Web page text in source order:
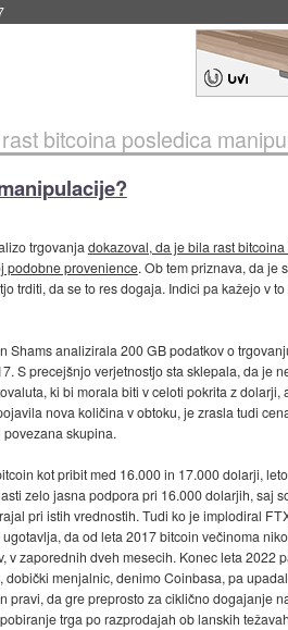
bitcoina posledica
trgovanja dokazoval, da je bila rast
podobne provenience. Ob tem priznava, da je
trditi, da se to res dogaja. Indici pa kažejo v to
Shams analizirala 200 GB podatkov o
S precejšnjo verjetnostjo sta sklepala, da je
ki bi morala biti v celoti pokrita z dolarji,
nova količina v obtoku, je zrasla tudi
skupina.
kot pribit med 16.000 in 17.000 dolarji,
zelo jasna podpora pri 16.000 dolarjih, saj
pri istih vrednostih. Tudi ko je implodiral
ugotavlja, da od leta 2017 bitcoin večinoma
v zaporednih dveh mesecih. Konec leta 2022
menjalnic, denimo Coinbasa, pa
da gre preprosto za ciklično dogajanje
trga po razprodajah ob lanskih